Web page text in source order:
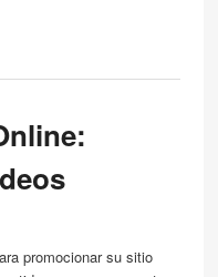
promocionar su sitio